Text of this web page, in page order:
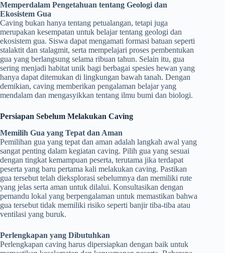
Memperdalam Pengetahuan tentang Geologi dan
Ekosistem Gua
Caving bukan hanya tentang petualangan, tetapi juga
merupakan kesempatan untuk belajar tentang geologi dan
ekosistem gua. Siswa dapat mengamati formasi batuan seperti
stalaktit dan stalagmit, serta mempelajari proses pembentukan
gua yang berlangsung selama ribuan tahun. Selain itu, gua
sering menjadi habitat unik bagi berbagai spesies hewan yang
hanya dapat ditemukan di lingkungan bawah tanah. Dengan
demikian, caving memberikan pengalaman belajar yang
mendalam dan mengasyikkan tentang ilmu bumi dan biologi.
Persiapan Sebelum Melakukan Caving
Memilih Gua yang Tepat dan Aman
Pemilihan gua yang tepat dan aman adalah langkah awal yang
sangat penting dalam kegiatan caving. Pilih gua yang sesuai
dengan tingkat kemampuan peserta, terutama jika terdapat
peserta yang baru pertama kali melakukan caving. Pastikan
gua tersebut telah dieksplorasi sebelumnya dan memiliki rute
yang jelas serta aman untuk dilalui. Konsultasikan dengan
pemandu lokal yang berpengalaman untuk memastikan bahwa
gua tersebut tidak memiliki risiko seperti banjir tiba-tiba atau
ventilasi yang buruk.
Perlengkapan yang Dibutuhkan
Perlengkapan caving harus dipersiapkan dengan baik untuk